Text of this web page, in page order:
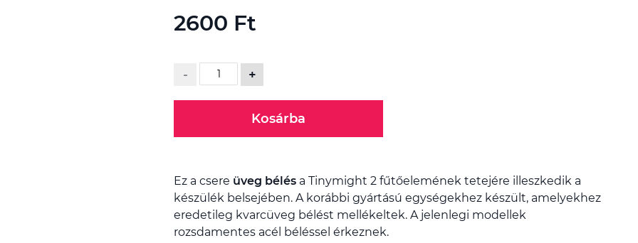
2600 Ft
- +
Kosárba
Ez a csere üveg bélés a Tinymight 2 fűtőelemének tetejére illeszkedik a
készülék belsejében. A korábbi gyártású egységekhez készült, amelyekhez
eredetileg kvarcüveg bélést mellékeltek. A jelenlegi modellek
rozsdamentes acél béléssel érkeznek.